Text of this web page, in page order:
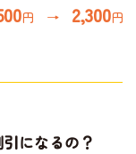
円 → 2,300円
になるの？